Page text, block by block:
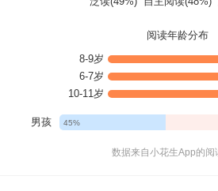
阅读年龄分布
8-9岁
6-7岁
10-11岁
男孩 45%
数据来自小花生App的阅